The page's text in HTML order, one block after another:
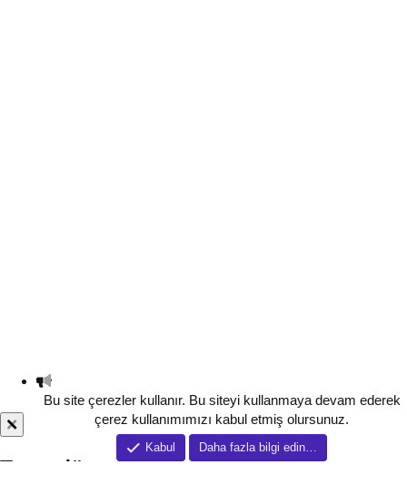
Tema düzenleyici
Bu site çerezler kullanır. Bu siteyi kullanmaya devam ederek
çerez kullanımımızı kabul etmiş olursunuz.
Kabul Daha fazla bilgi edin…